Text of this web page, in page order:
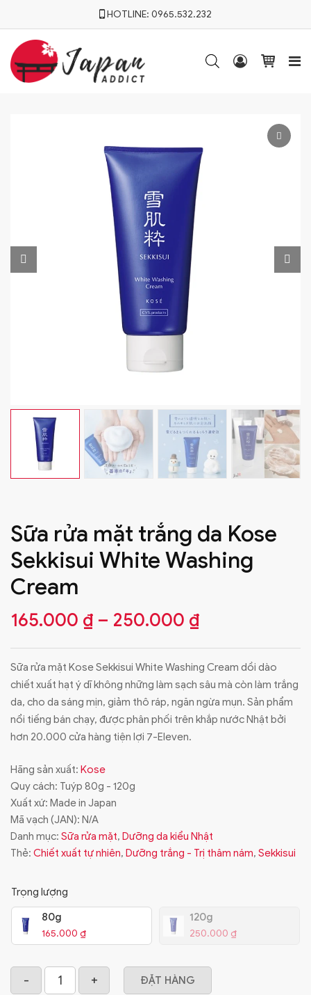
HOTLINE: 0965.532.232
  
Sữa rửa mặt trắng da Kose
Sekkisui White Washing
Cream
165.000 ₫ – 250.000 ₫
Sữa rửa mặt Kose Sekkisui White Washing Cream dồi dào
chiết xuất hạt ý dĩ không những làm sạch sâu mà còn làm trắng
da, cho da sáng mịn, giảm thô ráp, ngăn ngừa mụn. Sản phẩm
nổi tiếng bán chạy, được phân phối trên khắp nước Nhật bởi
hơn 20.000 cửa hàng tiện lợi 7-Eleven.
Hãng sản xuất: Kose
Quy cách: Tuýp 80g - 120g
Xuất xứ: Made in Japan
Mã vạch (JAN): N/A
Danh mục: Sữa rửa mặt, Dưỡng da kiểu Nhật
Thẻ: Chiết xuất tự nhiên, Dưỡng trắng - Trị thâm nám, Sekkisui
Trọng lượng
80g
165.000 ₫
120g
250.000 ₫
ĐẶT HÀNG